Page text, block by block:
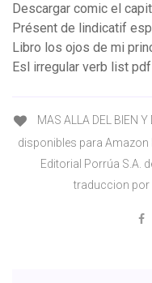
Descargar comic el
Présent de lindicatif
Libro los ojos de mi
Esl irregular verb list pdf
MAS ALLA DEL BIEN
disponibles para Amazon
Editorial Porrúa S.A.
traduccion por